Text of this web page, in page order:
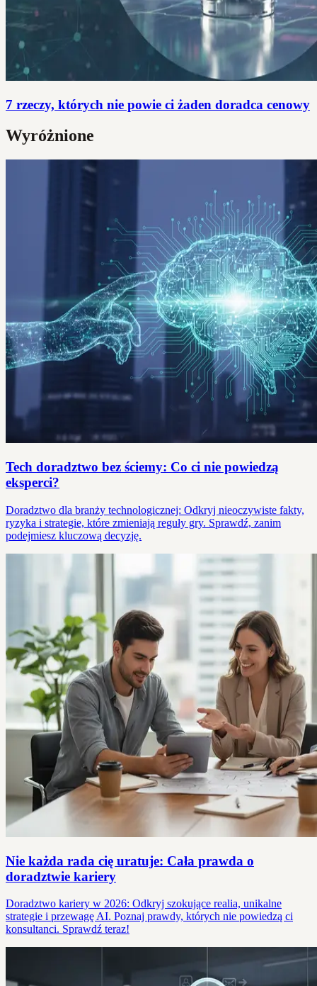
7 rzeczy, których nie powie ci żaden doradca cenowy
Wyróżnione
Tech doradztwo bez ściemy: Co ci nie powiedzą
eksperci?
Doradztwo dla branży technologicznej: Odkryj nieoczywiste fakty,
ryzyka i strategie, które zmieniają reguły gry. Sprawdź, zanim
podejmiesz kluczową decyzję.
Nie każda rada cię uratuje: Cała prawda o
doradztwie kariery
Doradztwo kariery w 2026: Odkryj szokujące realia, unikalne
strategie i przewagę AI. Poznaj prawdy, których nie powiedzą ci
konsultanci. Sprawdź teraz!